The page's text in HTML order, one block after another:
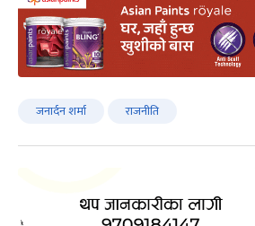
जनार्दन शर्मा राजनीति